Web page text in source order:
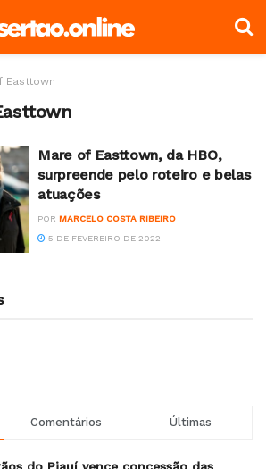
Easttown
Mare of Easttown, da HBO,
surpreende pelo roteiro e belas
atuações
POR MARCELO COSTA RIBEIRO
5 DE FEVEREIRO DE 2022
Comentários Últimas
do Piauí vence concessão das